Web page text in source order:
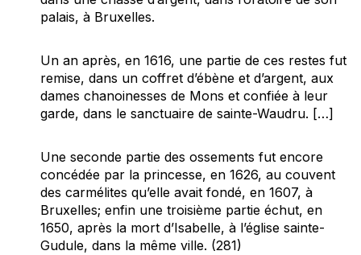
palais, à Bruxelles.
Un an après, en 1616, une partie de ces restes fut
remise, dans un coffret d’ébène et d’argent, aux
dames chanoinesses de Mons et confiée à leur
garde, dans le sanctuaire de sainte-Waudru. […]
Une seconde partie des ossements fut encore
concédée par la princesse, en 1626, au couvent
des carmélites qu’elle avait fondé, en 1607, à
Bruxelles; enfin une troisième partie échut, en
1650, après la mort d’Isabelle, à l’église sainte-
Gudule, dans la même ville. (281)